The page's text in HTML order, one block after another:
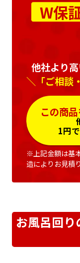
W保
他社より
＼「ご相談
この商
1円
※上記金額は基
造によりお見積
お風呂回